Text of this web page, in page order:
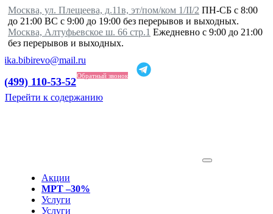
Москва, ул. Плещеева, д.11в, эт/пом/ком 1/II/2 ПН-СБ с 8:00
до 21:00 ВС с 9:00 до 19:00 без перерывов и выходных.
Москва, Алтуфьевское ш. 66 стр.1 Ежедневно с 9:00 до 21:00
без перерывов и выходных.
(499) 110-53-52
Обратный звонок
Перейти к содержанию
Акции
МРТ –30%
Услуги
Услуги